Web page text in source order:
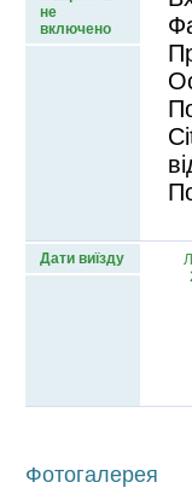
не
включено
Дати виїзду
Фотогалерея